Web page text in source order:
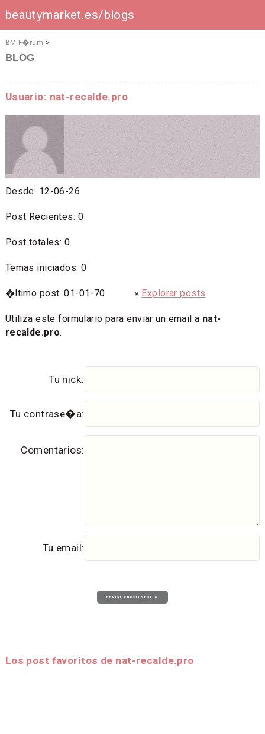
beautymarket.es/blogs
BM F�rum >
BLOG
Usuario: nat-recalde.pro
Desde: 12-06-26
Post Recientes: 0
Post totales: 0
Temas iniciados: 0
�ltimo post: 01-01-70 » Explorar posts
Utiliza este formulario para enviar un email a nat-
recalde.pro.
Tu nick:
Tu contrase�a:
Comentarios:
Tu email:
Los post favoritos de nat-recalde.pro